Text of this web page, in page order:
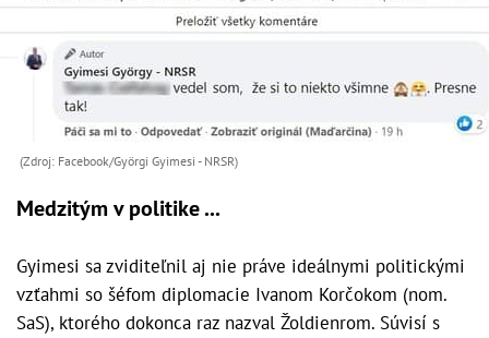
(Zdroj: Facebook/Györgi Gyimesi - NRSR)
Medzitým v politike ...
Gyimesi sa zviditeľnil aj nie práve ideálnymi politickými
vzťahmi so šéfom diplomacie Ivanom Korčokom (nom.
SaS), ktorého dokonca raz nazval Žoldienrom. Súvisí s